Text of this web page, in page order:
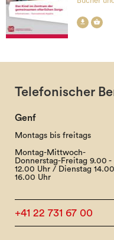
 
Telefonischer
Genf
Montags bis freitags
Montag-Mittwoch-
Donnerstag-Freitag 9.00 -
12.00 Uhr / Dienstag
16.00 Uhr
+41 22 731 67 00